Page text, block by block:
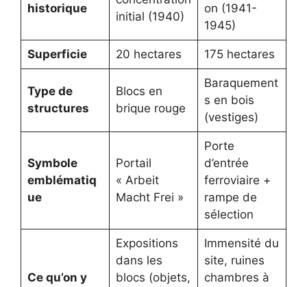
historique
initial (1940)
on (1941-
1945)
Superficie 20 hectares 175 hectares
Type de
structures
Blocs en
brique rouge
Baraquement
s en bois
(vestiges)
Symbole
emblématiq
ue
Portail
« Arbeit
Macht Frei »
Porte
d’entrée
ferroviaire +
rampe de
sélection
Ce qu’on y
Expositions
dans les
blocs (objets,
Immensité du
site, ruines
chambres à